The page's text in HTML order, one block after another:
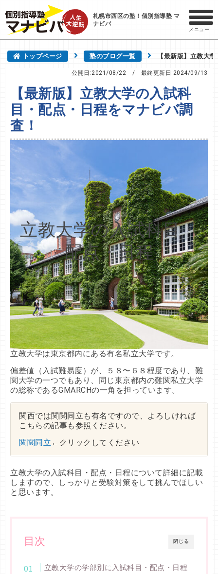
札幌市西区の塾！個別指導塾 マ
ナビバ
メニュー
トップページ 塾のブログ一覧 【最新版】立教大
公開日:2021/08/22 / 最終更新日:2024/09/13
【最新版】立教大学の入試科
目・配点・日程をマナビバ調
査！
立教大学の入試科目・
配点・日程
立教大学は東京都内にある有名私立大学です。
偏差値（入試難易度）が、５８〜６８程度であり、難
関大学の一つでもあり、同じ東京都内の難関私立大学
の総称であるGMARCHの一角を担っています。
関西では関関同立も有名ですので、よろしければ
こちらの記事も参照ください。
関関同立 ←クリックしてください
立教大学の入試科目・配点・日程について詳細に記載
しますので、しっかりと受験対策をして挑んでほしい
と思います。
閉じる
目次
立教大学の学部別に入試科目・配点・日程